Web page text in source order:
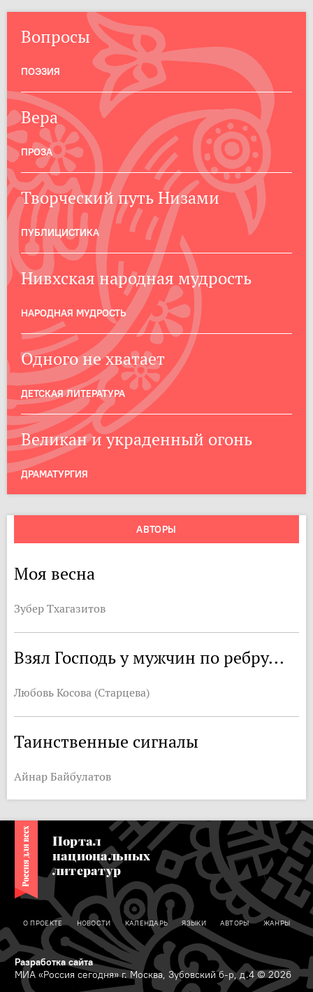
Вопросы
ПОЭЗИЯ
Вера
ПРОЗА
Творческий путь Низами
ПУБЛИЦИСТИКА
Нивхская народная мудрость
НАРОДНАЯ МУДРОСТЬ
Одного не хватает
ДЕТСКАЯ ЛИТЕРАТУРА
Великан и украденный огонь
ДРАМАТУРГИЯ
АВТОРЫ
Моя весна
Зубер Тхагазитов
Взял Господь у мужчин по ребру...
Любовь Косова (Старцева)
Таинственные сигналы
Айнар Байбулатов
Портал
национальных
литератур
О ПРОЕКТЕ НОВОСТИ КАЛЕНДАРЬ ЯЗЫКИ АВТОРЫ ЖАНРЫ
Разработка сайта
МИА «Россия сегодня» г. Москва, Зубовский б-р, д.4 © 2026